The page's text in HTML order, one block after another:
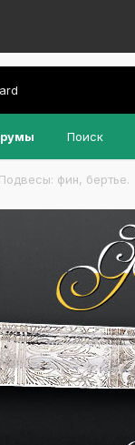
Поиск
Подвесы: фин, бертье.